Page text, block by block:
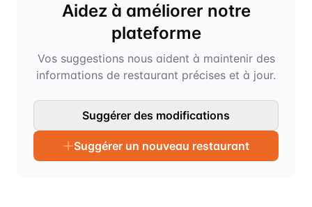
Aidez à améliorer notre
plateforme
Vos suggestions nous aident à maintenir des
informations de restaurant précises et à jour.
Suggérer des modifications
Suggérer un nouveau restaurant